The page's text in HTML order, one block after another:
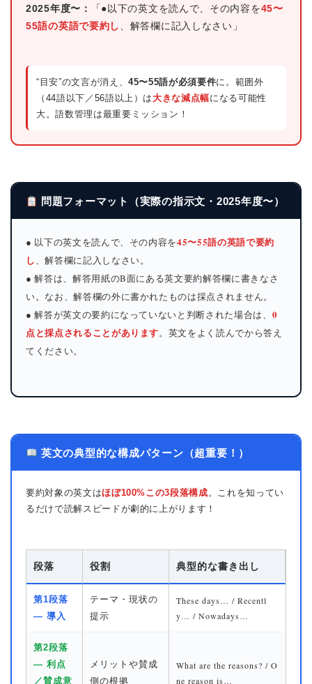
2025年度〜：
「●以下の英文を読んで、その内容を45〜
55語の英語で要約し
、解答欄に記入しなさい」
“目安”の文言が消え、45〜55語が必須要件に。範囲外
（44語以下／56語以上）は大きな減点幅になる可能性
大。語数管理は最重要ミッション！
問題フォーマット（実際の指示文・2025年度〜）
● 以下の英文を読んで、その内容を45〜55語の英語で要約
し、解答欄に記入しなさい。
● 解答は、解答用紙のB面にある英文要約解答欄に書きなさ
い。なお、解答欄の外に書かれたものは採点されません。
● 解答が英文の要約になっていないと判断された場合は、 0
点と採点されることがあります。英文をよく読んでから答え
てください。
英文の典型的な構成パターン（超重要！）
要約対象の英文はほぼ100%この3段落構成。これを知ってい
るだけで読解スピードが劇的に上がります！
段落 役割 典型的な書き出し
第1段落
— 導入
テーマ・現状の
提示
These days… / Recentl
y… / Nowadays…
第2段落
— 利点
／賛成意
メリットや賛成
側の根拠
What are the reasons? / O
ne reason is…